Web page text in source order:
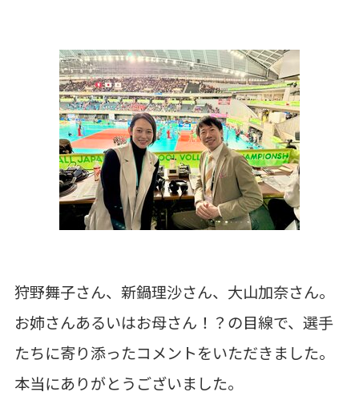
狩野舞子さん、新鍋理沙さん、大山加奈さん。
お姉さんあるいはお母さん！？の目線で、選手
たちに寄り添ったコメントをいただきました。
本当にありがとうございました。